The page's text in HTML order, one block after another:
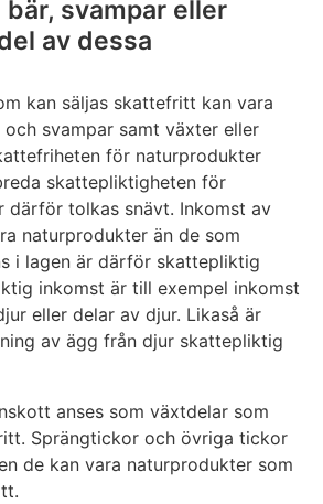
svampar eller
av dessa
kan säljas skattefritt kan vara
svampar samt växter eller
för naturprodukter
skattepliktigheten för
därför tolkas snävt. Inkomst av
naturprodukter än de som
i lagen är därför skattepliktig
inkomst är till exempel inkomst
eller delar av djur. Likaså är
av ägg från djur skattepliktig
anses som växtdelar som
Sprängtickor och övriga tickor
de kan vara naturprodukter som